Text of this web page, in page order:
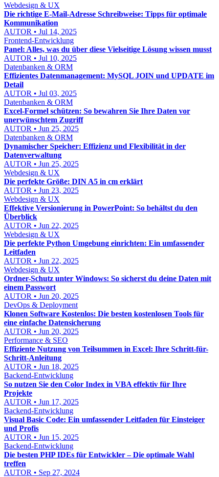
Webdesign & UX
Die richtige E-Mail-Adresse Schreibweise: Tipps für optimale
Kommunikation
AUTOR • Jul 14, 2025
Frontend-Entwicklung
Panel: Alles, was du über diese Vielseitige Lösung wissen musst
AUTOR • Jul 10, 2025
Datenbanken & ORM
Effizientes Datenmanagement: MySQL JOIN und UPDATE im
Detail
AUTOR • Jul 03, 2025
Datenbanken & ORM
Excel-Formel schützen: So bewahren Sie Ihre Daten vor
unerwünschtem Zugriff
AUTOR • Jun 25, 2025
Datenbanken & ORM
Dynamischer Speicher: Effizienz und Flexibilität in der
Datenverwaltung
AUTOR • Jun 25, 2025
Webdesign & UX
Die perfekte Größe: DIN A5 in cm erklärt
AUTOR • Jun 23, 2025
Webdesign & UX
Effektive Versionierung in PowerPoint: So behältst du den
Überblick
AUTOR • Jun 22, 2025
Webdesign & UX
Die perfekte Python Umgebung einrichten: Ein umfassender
Leitfaden
AUTOR • Jun 22, 2025
Webdesign & UX
Ordner-Schutz unter Windows: So sicherst du deine Daten mit
einem Passwort
AUTOR • Jun 20, 2025
DevOps & Deployment
Klonen Software Kostenlos: Die besten kostenlosen Tools für
eine einfache Datensicherung
AUTOR • Jun 20, 2025
Performance & SEO
Effiziente Nutzung von Teilsummen in Excel: Ihre Schritt-für-
Schritt-Anleitung
AUTOR • Jun 18, 2025
Backend-Entwicklung
So nutzen Sie den Color Index in VBA effektiv für Ihre
Projekte
AUTOR • Jun 17, 2025
Backend-Entwicklung
Visual Basic Code: Ein umfassender Leitfaden für Einsteiger
und Profis
AUTOR • Jun 15, 2025
Backend-Entwicklung
Die besten PHP IDEs für Entwickler – Die optimale Wahl
treffen
AUTOR • Sep 27, 2024